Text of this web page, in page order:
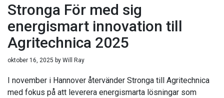
Stronga För med sig
energismart innovation till
Agritechnica 2025
oktober 16, 2025 by Will Ray
I november i Hannover återvänder Stronga till Agritechnica
med fokus på att leverera energismarta lösningar som